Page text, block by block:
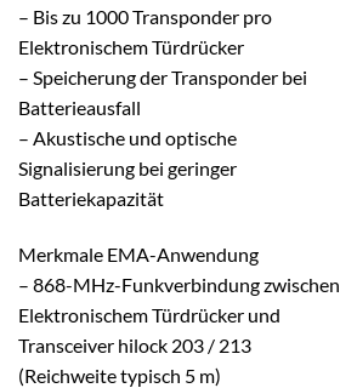
– Bis zu 1000 Transponder pro
Elektronischem Türdrücker
– Speicherung der Transponder bei
Batterieausfall
– Akustische und optische
Signalisierung bei geringer
Batteriekapazität
Merkmale EMA-Anwendung
– 868-MHz-Funkverbindung zwischen
Elektronischem Türdrücker und
Transceiver hilock 203 / 213
(Reichweite typisch 5 m)